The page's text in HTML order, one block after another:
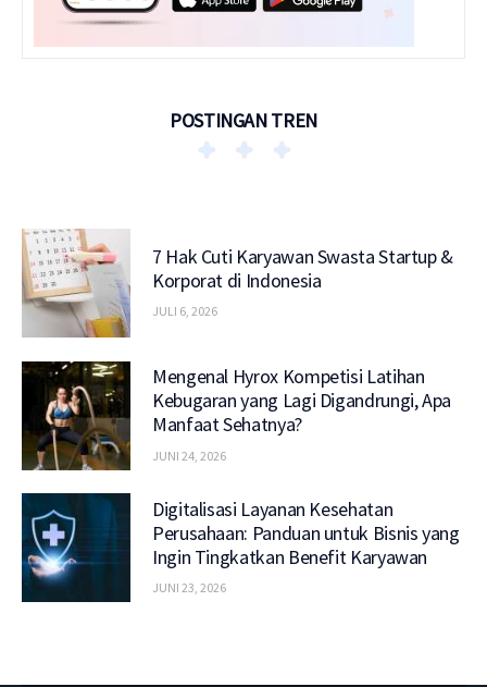
POSTINGAN TREN
7 Hak Cuti Karyawan Swasta Startup &
Korporat di Indonesia
JULI 6, 2026
Mengenal Hyrox Kompetisi Latihan
Kebugaran yang Lagi Digandrungi, Apa
Manfaat Sehatnya?
JUNI 24, 2026
Digitalisasi Layanan Kesehatan
Perusahaan: Panduan untuk Bisnis yang
Ingin Tingkatkan Benefit Karyawan
JUNI 23, 2026